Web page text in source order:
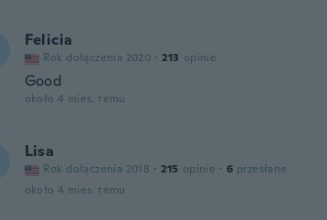
Felicia
Rok dołączenia 2020 · 213 opinie
Good
około 4 mies. temu
Lisa
Rok dołączenia 2018 · 215 opinie · 6 przesłane
około 4 mies. temu